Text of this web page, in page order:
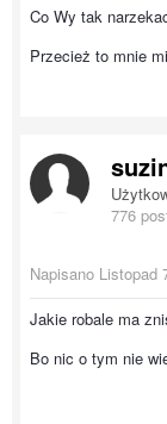
Co Wy tak
Przecież to mnie
776
Napisano Listopad
Jakie robale ma
Bo nic o tym nie